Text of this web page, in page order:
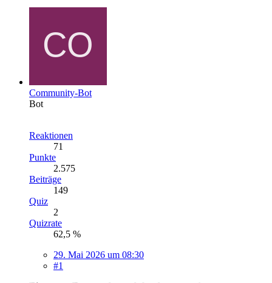
Community-Bot
Bot
Reaktionen
71
Punkte
2.575
Beiträge
149
Quiz
2
Quizrate
62,5 %
29. Mai 2026 um 08:30
#1